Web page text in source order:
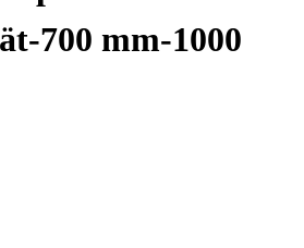
700 mm-1000